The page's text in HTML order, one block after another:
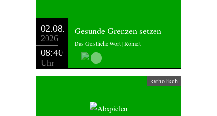
02.08.
2026
08:40
Uhr
Gesunde Grenzen setzen
Das Geistliche Wort | Römelt
katholisch